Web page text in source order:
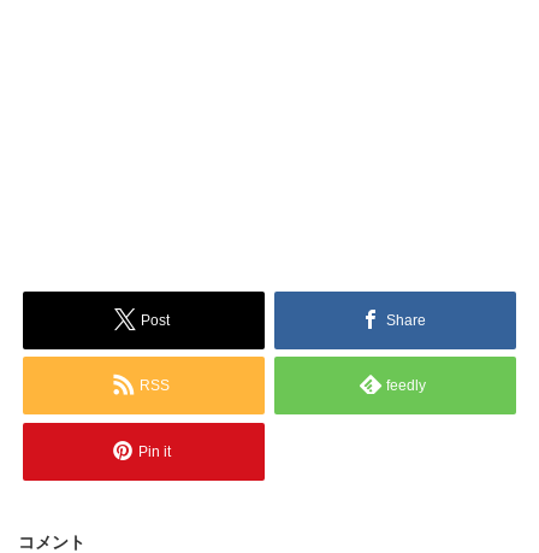
Post Share
RSS feedly
Pin it
コメント